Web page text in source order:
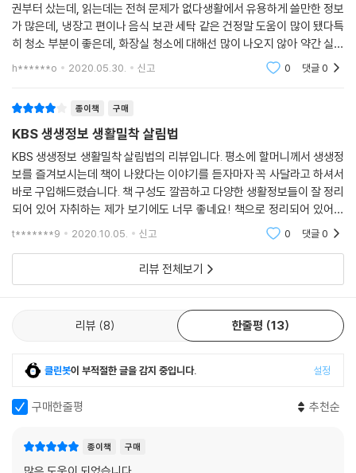
권부터 샀는데, 읽는데는 전혀 문제가 없다생활에서 유용하게 쓸만한 정보
가 많은데, 냉장고 편이나 음식 보관 세탁 같은 건정말 도움이 많이 됐다특
히 청소 부분이 좋은데, 화장실 청소에 대해선 많이 나오지 않아 약간 실망
그래도 꽤 유익해서 두고두고 보기 좋은 책올 칼라판인데 다만 목차가 너
h******o 2020.05.30. 신고 0 댓글0
종이책 구매
KBS 생생정보 생활밀착 살림법
KBS 생생정보 생활밀착 살림법의 리뷰입니다. 평소에 할머니께서 생생정
보를 즐겨보시는데 책이 나왔다는 이야기를 듣자마자 꼭 사달라고 하셔서
바로 구입해드렸습니다. 책 구성도 깔끔하고 다양한 생활정보들이 잘 정리
되어 있어 자취하는 제가 보기에도 너무 좋네요! 책으로 정리되어 있어서
필요할 때 바로바로 찾아 보기도 쉽습니다! 생활 꿀팁이 필요하신 분들께
t*******9 2020.10.05. 신고 0 댓글0
리뷰 전체보기
리뷰 8 한줄평 13
클린봇이 부적절한 글을 감지 중입니다. 설정
구매한줄평 추천순
종이책 구매